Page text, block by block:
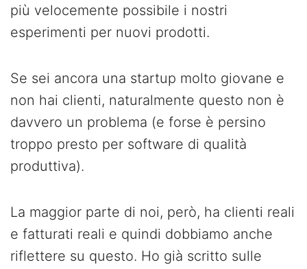
più velocemente possibile i nostri
esperimenti per nuovi prodotti.
Se sei ancora una startup molto giovane e
non hai clienti, naturalmente questo non è
davvero un problema (e forse è persino
troppo presto per software di qualità
produttiva).
La maggior parte di noi, però, ha clienti reali
e fatturati reali e quindi dobbiamo anche
riflettere su questo. Ho già scritto sulle